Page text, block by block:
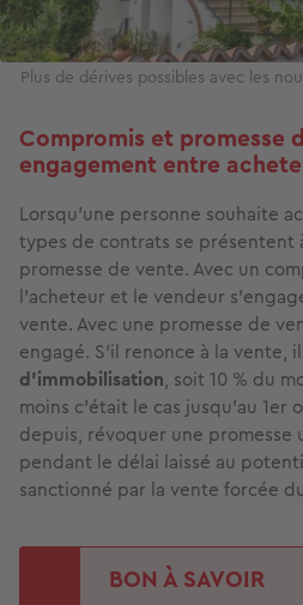
Plus de dérives possibles avec les
Compromis et promesse
engagement entre
Lorsqu’une personne souhaite
types de contrats se présentent
promesse de vente. Avec un
l’acheteur et le vendeur
vente. Avec une promesse de
engagé. S’il renonce à la vente,
d’immobilisation, soit 10 % du
moins c’était le cas jusqu’au
depuis, révoquer une promesse
pendant le délai laissé au
sanctionné par la vente forcée
BON À SAVOIR